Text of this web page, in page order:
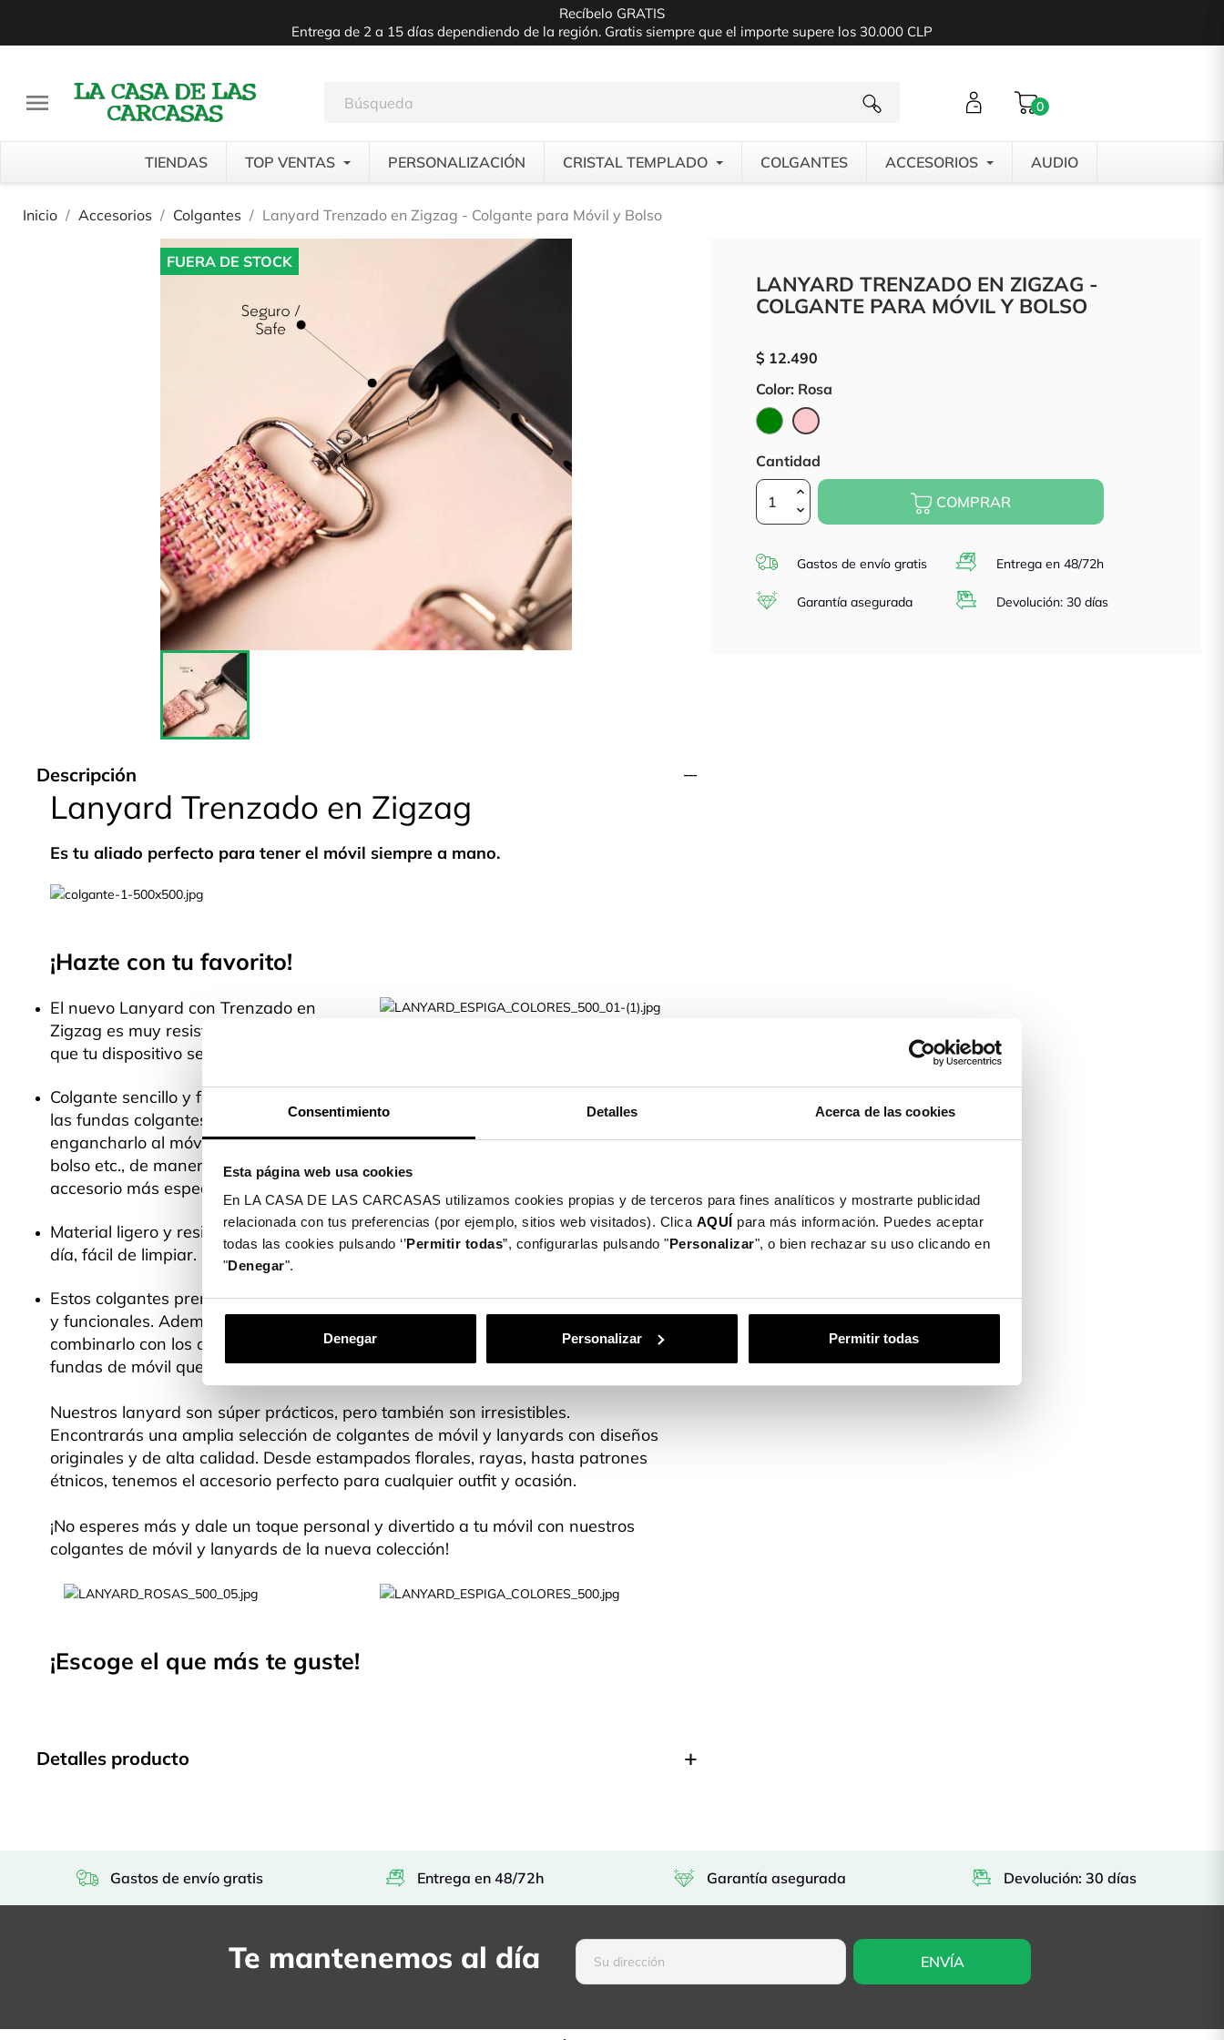
Consentimiento Detalles Acerca de las cookies
Esta página web usa cookies
En LA CASA DE LAS CARCASAS utilizamos cookies propias y de terceros para fines analíticos y mostrarte publicidad
relacionada con tus preferencias (por ejemplo, sitios web visitados). Clica AQUÍ para más información. Puedes aceptar
todas las cookies pulsando ‘’Permitir todas”, configurarlas pulsando "Personalizar", o bien rechazar su uso clicando en
"Denegar".
Denegar Personalizar Permitir todas
Recíbelo GRATIS
Entrega de 2 a 15 días dependiendo de la región. Gratis siempre que el importe supere los 30.000 CLP
 0
TIENDAS TOP VENTAS PERSONALIZACIÓN CRISTAL TEMPLADO COLGANTES ACCESORIOS AUDIO
Inicio Accesorios Colgantes Lanyard Trenzado en Zigzag - Colgante para Móvil y Bolso
FUERA DE STOCK
Descripción
Lanyard Trenzado en Zigzag
Es tu aliado perfecto para tener el móvil siempre a mano.
¡Hazte con tu favorito!
El nuevo Lanyard con Trenzado en
Zigzag es muy resistente ya que evita
que tu dispositivo se caiga.
Colgante sencillo y fácil de instalar en
las fundas colgantes. Podrás
engancharlo al móvil, cámara de fotos,
bolso etc., de manera fácil. Será tu
accesorio más especial.
Material ligero y resistente para el día a
día, fácil de limpiar.
Estos colgantes premium son elegantes
y funcionales. Además, puedes
combinarlo con los accesorios y las
fundas de móvil que más te gusten.
Nuestros lanyard son súper prácticos, pero también son irresistibles.
Encontrarás una amplia selección de colgantes de móvil y lanyards con diseños
originales y de alta calidad. Desde estampados florales, rayas, hasta patrones
étnicos, tenemos el accesorio perfecto para cualquier outfit y ocasión.
¡No esperes más y dale un toque personal y divertido a tu móvil con nuestros
colgantes de móvil y lanyards de la nueva colección!
¡Escoge el que más te guste!
Detalles producto
LANYARD TRENZADO EN ZIGZAG -
COLGANTE PARA MÓVIL Y BOLSO
$ 12.490
Color: Rosa
VerdeRosa
Cantidad
COMPRAR
Gastos de envío gratis Entrega en 48/72h
Garantía asegurada Devolución: 30 días
Gastos de envío gratis Entrega en 48/72h Garantía asegurada Devolución: 30 días
Te mantenemos al día